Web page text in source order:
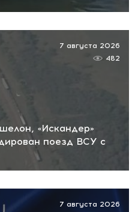
«Искандер»
поезд ВСУ с
7 августа 2026
482
7 августа 2026